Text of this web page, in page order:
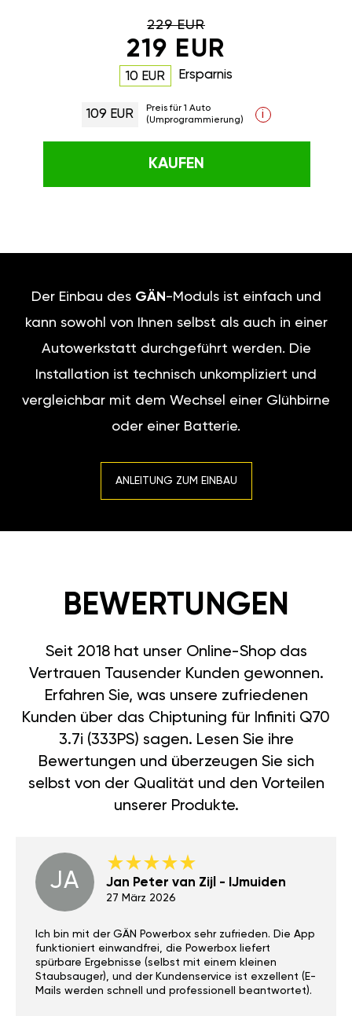
229 EUR
219 EUR
10 EUR Ersparnis
109 EUR
Preis für 1 Auto
(Umprogrammierung)
i
KAUFEN
Der Einbau des GÄN -Moduls ist einfach und
kann sowohl von Ihnen selbst als auch in einer
Autowerkstatt durchgeführt werden. Die
Installation ist technisch unkompliziert und
vergleichbar mit dem Wechsel einer Glühbirne
oder einer Batterie.
ANLEITUNG ZUM EINBAU
BEWERTUNGEN
Seit 2018 hat unser Online-Shop das
Vertrauen Tausender Kunden gewonnen.
Erfahren Sie, was unsere zufriedenen
Kunden über das Chiptuning für Infiniti Q70
3.7i (333PS) sagen. Lesen Sie ihre
Bewertungen und überzeugen Sie sich
selbst von der Qualität und den Vorteilen
unserer Produkte.
JA Jan Peter van Zijl - IJmuiden
27 März 2026
Ich bin mit der GÄN Powerbox sehr zufrieden. Die App
funktioniert einwandfrei, die Powerbox liefert
spürbare Ergebnisse (selbst mit einem kleinen
Staubsauger), und der Kundenservice ist exzellent (E-
Mails werden schnell und professionell beantwortet).